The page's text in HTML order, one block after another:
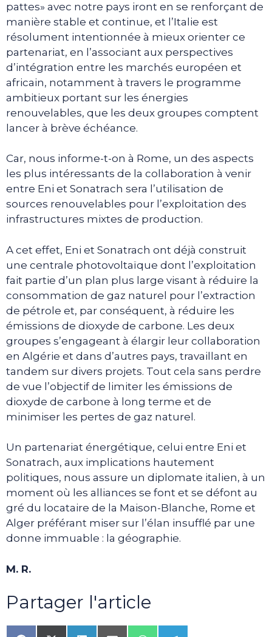
pattes» avec notre pays iront en se renforçant de
manière stable et continue, et l’Italie est
résolument intentionnée à mieux orienter ce
partenariat, en l’associant aux perspectives
d’intégration entre les marchés européen et
africain, notamment à travers le programme
ambitieux portant sur les énergies
renouvelables, que les deux groupes comptent
lancer à brève échéance.
Car, nous informe-t-on à Rome, un des aspects
les plus intéressants de la collaboration à venir
entre Eni et Sonatrach sera l’utilisation de
sources renouvelables pour l’exploitation des
infrastructures mixtes de production.
A cet effet, Eni et Sonatrach ont déjà construit
une centrale photovoltaïque dont l’exploitation
fait partie d’un plan plus large visant à réduire la
consommation de gaz naturel pour l’extraction
de pétrole et, par conséquent, à réduire les
émissions de dioxyde de carbone. Les deux
groupes s’engageant à élargir leur collaboration
en Algérie et dans d’autres pays, travaillant en
tandem sur divers projets. Tout cela sans perdre
de vue l’objectif de limiter les émissions de
dioxyde de carbone à long terme et de
minimiser les pertes de gaz naturel.
Un partenariat énergétique, celui entre Eni et
Sonatrach, aux implications hautement
politiques, nous assure un diplomate italien, à un
moment où les alliances se font et se défont au
gré du locataire de la Maison-Blanche, Rome et
Alger préférant miser sur l’élan insufflé par une
donne immuable : la géographie.
M. R.
Partager l'article